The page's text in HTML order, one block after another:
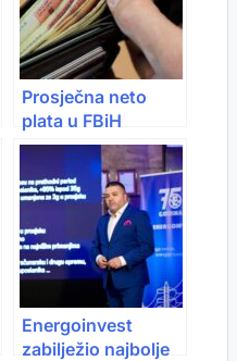
Prosječna neto
plata u FBiH
porasla na 1.594
KM: Rast od 16% u
2025. godini
Energoinvest
zabilježio najbolje